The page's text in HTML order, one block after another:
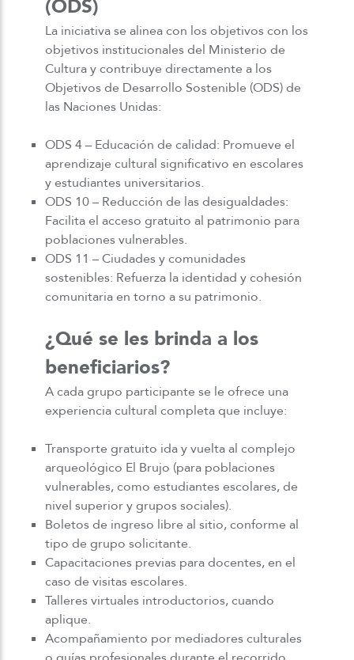
(ODS)
La iniciativa se alinea con los objetivos con los
objetivos institucionales del Ministerio de
Cultura y contribuye directamente a los
Objetivos de Desarrollo Sostenible (ODS) de
las Naciones Unidas:
ODS 4 – Educación de calidad: Promueve el
aprendizaje cultural significativo en escolares
y estudiantes universitarios.
ODS 10 – Reducción de las desigualdades:
Facilita el acceso gratuito al patrimonio para
poblaciones vulnerables.
ODS 11 – Ciudades y comunidades
sostenibles: Refuerza la identidad y cohesión
comunitaria en torno a su patrimonio.
¿Qué se les brinda a los
beneficiarios?
A cada grupo participante se le ofrece una
experiencia cultural completa que incluye:
Transporte gratuito ida y vuelta al complejo
arqueológico El Brujo (para poblaciones
vulnerables, como estudiantes escolares, de
nivel superior y grupos sociales).
Boletos de ingreso libre al sitio, conforme al
tipo de grupo solicitante.
Capacitaciones previas para docentes, en el
caso de visitas escolares.
Talleres virtuales introductorios, cuando
aplique.
Acompañamiento por mediadores culturales